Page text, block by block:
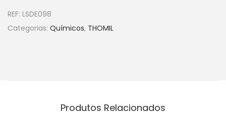
REF: LSDE098
Categorias: Químicos, THOMIL
Produtos Relacionados